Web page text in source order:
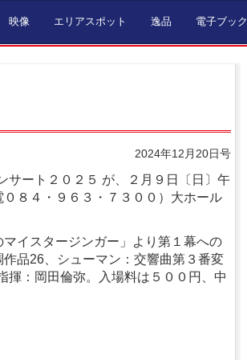
映像 エリアスポット 逸品 電子ブック
2024年12月20日号
サート２０２５ が、２月９日〔日〕午
８４・９６３・７３００）大ホール
イスタージンガー」より第１幕への
品26、シューマン：交響曲第３番変
揮：岡田倫弥。入場料は５００円、中